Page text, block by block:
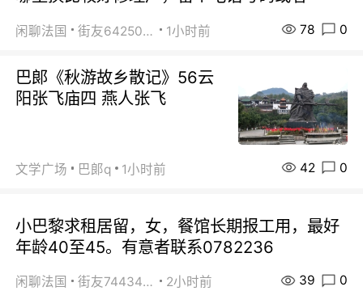
闲聊法国 街友64250024 1小时前 78 0
巴郞《秋游故乡散记》56云
阳张飞庙四 燕人张飞
文学广场 巴郞q 1小时前 42 0
小巴黎求租居留，女，餐馆长期报工用，最好
年龄40至45。有意者联系0782236
闲聊法国 街友74434350 2小时前 39 0